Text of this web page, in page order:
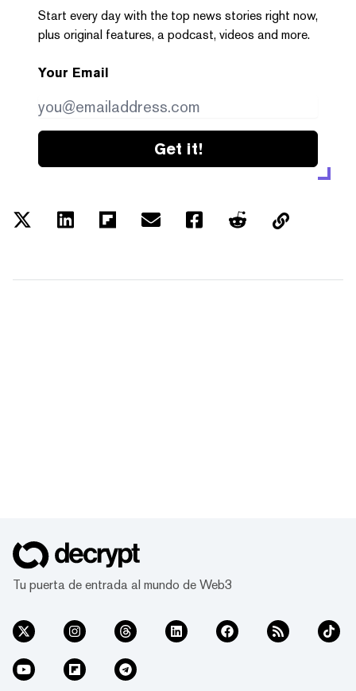
Start every day with the top news stories right now,
plus original features, a podcast, videos and more.
Your Email
Get it!
Tu puerta de entrada al mundo de Web3